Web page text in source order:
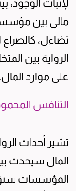
لإثبات الوجود،
مالي بين
تضاءل،
الرواية بين
على موارد المال.
التنافس
تشير أحداث
المال سيحدث
المؤسسات